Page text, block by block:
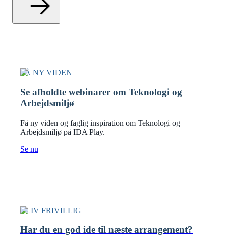
FÅ NY VIDEN
Se afholdte webinarer om Teknologi og
Arbejdsmiljø
Få ny viden og faglig inspiration om Teknologi og
Arbejdsmiljø på IDA Play.
Se nu
BLIV FRIVILLIG
Har du en god ide til næste arrangement?